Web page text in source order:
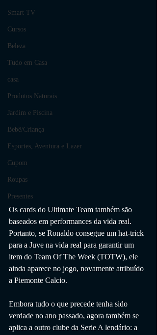
Smart TV
Cursos
Beleza
Tudo em Casa
casa
Produtos Naturais
Jardim e Piscina
Bebê/Criança
Esportes, Aventura e Lazer
Cupom
Roupas
Presentes
Os cards do Ultimate Team também são
baseados em performances da vida real.
Portanto, se Ronaldo consegue um hat-trick
para a Juve na vida real para garantir um
item do Team Of The Week (TOTW), ele
ainda aparece no jogo, novamente atribuído
a Piemonte Calcio.
Embora tudo o que precede tenha sido
verdade no ano passado, agora também se
aplica a outro clube da Serie A lendário: a